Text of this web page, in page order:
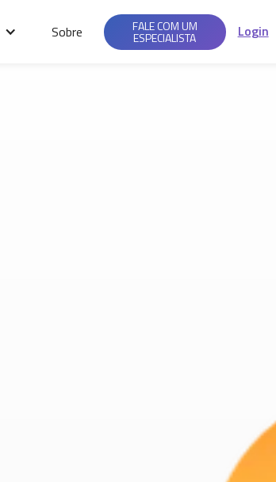
Sobre FALE COM UM
ESPECIALISTA Login
Saiba mais em nossas
Políticas de
Privacidade.